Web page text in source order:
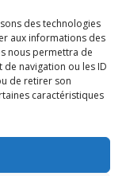
des technologies
aux informations des
nous permettra de
navigation ou les ID
de retirer son
caractéristiques